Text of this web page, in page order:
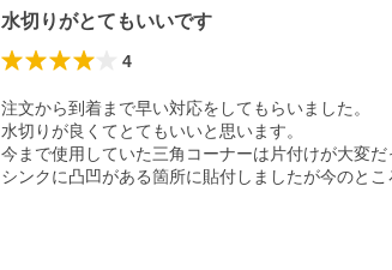
水切りがとてもいいです
4
注文から到着まで早い対応をしてもらいました。
水切りが良くてとてもいいと思います。
今まで使用していた三角コーナーは片付けが大変
シンクに凸凹がある箇所に貼付しましたが今のとこ